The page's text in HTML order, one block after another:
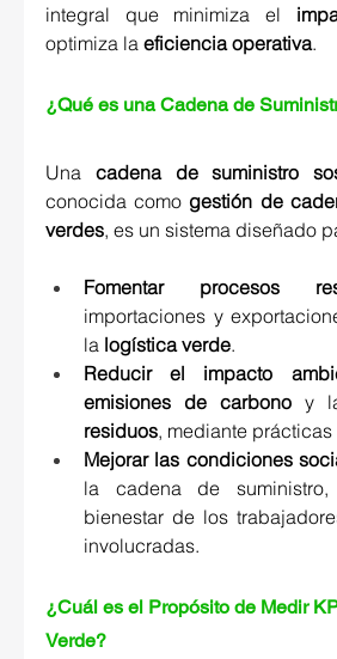
integral que minimiza el
optimiza la eficiencia operativa.
¿Qué es una Cadena de
Una cadena de suministro
conocida como gestión de
verdes, es un sistema diseñado
Fomentar procesos
importaciones y
la logística verde.
Reducir el impacto
emisiones de carbono
residuos, mediante
Mejorar las condiciones
la cadena de suministro,
bienestar de los
involucradas.
¿Cuál es el Propósito de Medir
Verde?